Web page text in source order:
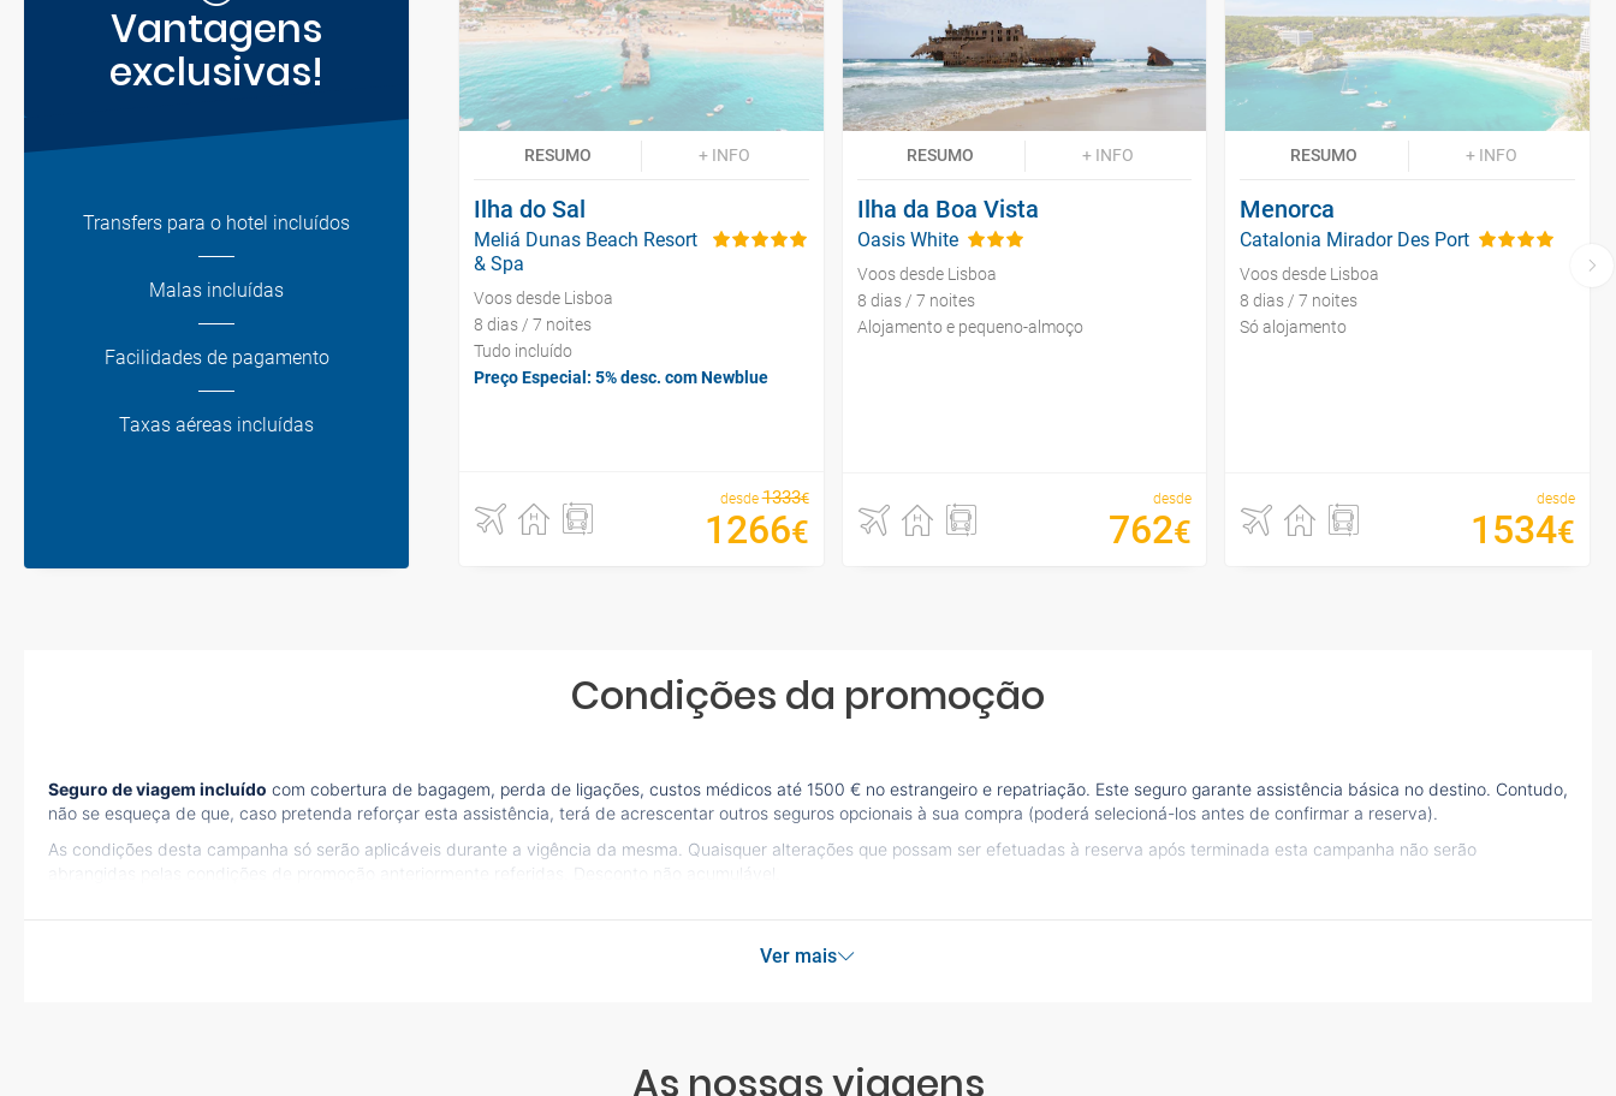
Vantagens
exclusivas!
Transfers para o hotel incluídos
Malas incluídas
Facilidades de pagamento
Taxas aéreas incluídas
RESUMO + INFO
Ilha do Sal
Meliá Dunas Beach Resort
& Spa
Voos desde Lisboa
8 dias / 7 noites
Tudo incluído
Preço Especial: 5% desc. com Newblue
desde 1333€
1266€
RESUMO + INFO
Ilha da Boa Vista
Oasis White
Voos desde Lisboa
8 dias / 7 noites
Alojamento e pequeno-almoço
desde
762€
RESUMO + INFO
Menorca
Catalonia Mirador Des Port
Voos desde Lisboa
8 dias / 7 noites
Só alojamento
desde
1534€
Condições da promoção
Seguro de viagem incluído com cobertura de bagagem, perda de ligações, custos médicos até 1500 € no estrangeiro e repatriação. Este seguro garante assistência básica no destino. Contudo,
não se esqueça de que, caso pretenda reforçar esta assistência, terá de acrescentar outros seguros opcionais à sua compra (poderá selecioná-los antes de confirmar a reserva).
As condições desta campanha só serão aplicáveis durante a vigência da mesma. Quaisquer alterações que possam ser efetuadas à reserva após terminada esta campanha não serão
abrangidas pelas condições de promoção anteriormente referidas. Desconto não acumulável.
Ver mais
As nossas viagens